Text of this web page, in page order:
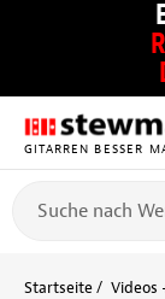
GITARREN BESSER
Startseite Videos